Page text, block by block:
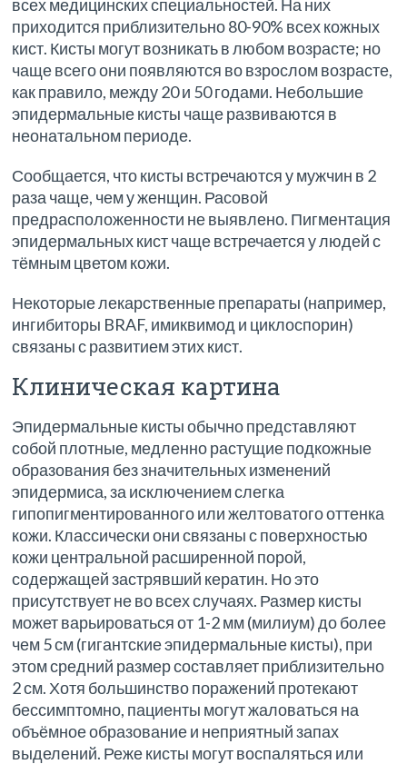
всех медицинских специальностей. На них
приходится приблизительно 80-90% всех кожных
кист. Кисты могут возникать в любом возрасте; но
чаще всего они появляются во взрослом возрасте,
как правило, между 20 и 50 годами. Небольшие
эпидермальные кисты чаще развиваются в
неонатальном периоде.
Сообщается, что кисты встречаются у мужчин в 2
раза чаще, чем у женщин. Расовой
предрасположенности не выявлено. Пигментация
эпидермальных кист чаще встречается у людей с
тёмным цветом кожи.
Некоторые лекарственные препараты (например,
ингибиторы BRAF, имиквимод и циклоспорин)
связаны с развитием этих кист.
Клиническая картина
Эпидермальные кисты обычно представляют
собой плотные, медленно растущие подкожные
образования без значительных изменений
эпидермиса, за исключением слегка
гипопигментированного или желтоватого оттенка
кожи. Классически они связаны с поверхностью
кожи центральной расширенной порой,
содержащей застрявший кератин. Но это
присутствует не во всех случаях. Размер кисты
может варьироваться от 1-2 мм (милиум) до более
чем 5 см (гигантские эпидермальные кисты), при
этом средний размер составляет приблизительно
2 см. Хотя большинство поражений протекают
бессимптомно, пациенты могут жаловаться на
объёмное образование и неприятный запах
выделений. Реже кисты могут воспаляться или